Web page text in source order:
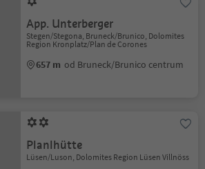
App. Unterberger
Stegen/Stegona, Bruneck/Brunico, Dolomites
Region Kronplatz/Plan de Corones
657 m od Bruneck/Brunico centrum
Planlhütte
Lüsen/Luson, Dolomites Region Lüsen Villnöss